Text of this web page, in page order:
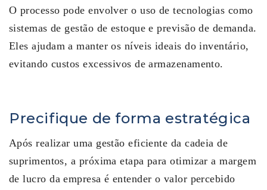
O processo pode envolver o uso de tecnologias como
sistemas de gestão de estoque e previsão de demanda.
Eles ajudam a manter os níveis ideais do inventário,
evitando custos excessivos de armazenamento.
Precifique de forma estratégica
Após realizar uma gestão eficiente da cadeia de
suprimentos, a próxima etapa para otimizar a margem
de lucro da empresa é entender o valor percebido